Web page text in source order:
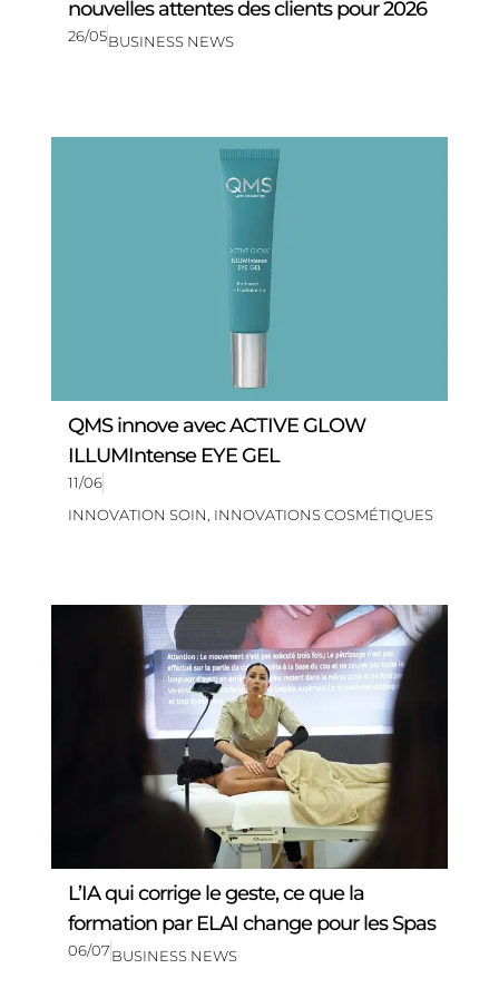
nouvelles attentes des clients pour 2026
26/05BUSINESS NEWS
QMS innove avec ACTIVE GLOW
ILLUMIntense EYE GEL
11/06
INNOVATION SOIN INNOVATIONS COSMÉTIQUES
L’IA qui corrige le geste, ce que la
formation par ELAI change pour les Spas
06/07BUSINESS NEWS